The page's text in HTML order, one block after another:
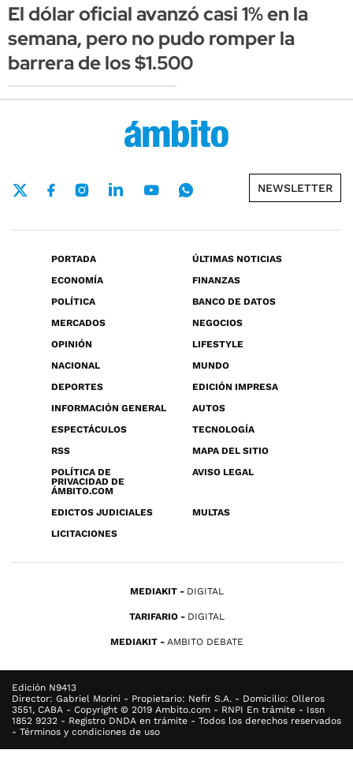
El dólar oficial avanzó casi 1% en la
semana, pero no pudo romper la
barrera de los $1.500
NEWSLETTER
PORTADA
ÚLTIMAS NOTICIAS
ECONOMÍA
FINANZAS
POLÍTICA
BANCO DE DATOS
MERCADOS
NEGOCIOS
OPINIÓN
LIFESTYLE
NACIONAL
MUNDO
DEPORTES
EDICIÓN IMPRESA
INFORMACIÓN GENERAL
AUTOS
ESPECTÁCULOS
TECNOLOGÍA
RSS
MAPA DEL SITIO
POLÍTICA DE
PRIVACIDAD DE
ÁMBITO.COM
AVISO LEGAL
EDICTOS JUDICIALES
MULTAS
LICITACIONES
MEDIAKIT DIGITAL
TARIFARIO DIGITAL
MEDIAKIT AMBITO DEBATE
Edición N9413
Director: Gabriel Morini - Propietario: Nefir S.A. - Domicilio: Olleros
3551, CABA - Copyright © 2019 Ambito.com - RNPI En trámite - Issn
1852 9232 - Registro DNDA en trámite - Todos los derechos reservados
- Términos y condiciones de uso